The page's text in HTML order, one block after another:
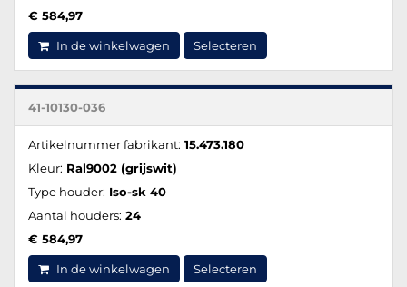
€ 584,97
In de winkelwagen Selecteren
41-10130-036
Artikelnummer fabrikant: 15.473.180
Kleur: Ral9002 (grijswit)
Type houder: Iso-sk 40
Aantal houders: 24
€ 584,97
In de winkelwagen Selecteren